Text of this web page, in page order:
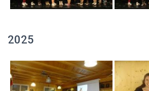
2025